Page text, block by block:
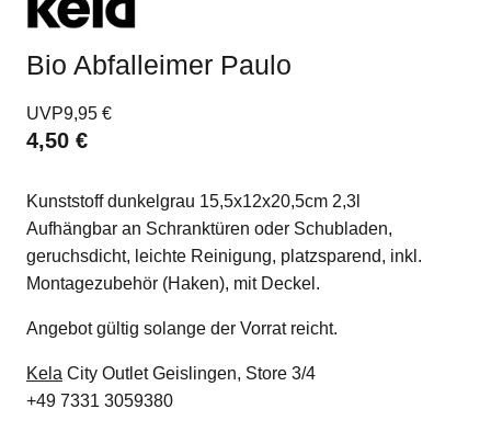
Bio Abfalleimer Paulo
UVP9,95 €
4,50 €
Kunststoff dunkelgrau 15,5x12x20,5cm 2,3l
Aufhängbar an Schranktüren oder Schubladen,
geruchsdicht, leichte Reinigung, platzsparend, inkl.
Montagezubehör (Haken), mit Deckel.
Angebot gültig solange der Vorrat reicht.
Kela City Outlet Geislingen, Store 3/4
+49 7331 3059380